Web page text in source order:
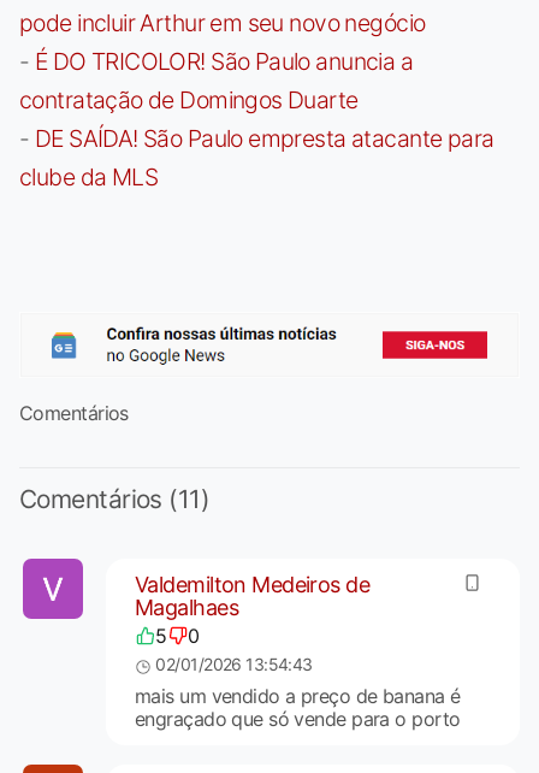
pode incluir Arthur em seu novo negócio
- É DO TRICOLOR! São Paulo anuncia a
contratação de Domingos Duarte
- DE SAÍDA! São Paulo empresta atacante para
clube da MLS
Comentários
Comentários (11)
Valdemilton Medeiros de
Magalhaes
5 0
02/01/2026 13:54:43
mais um vendido a preço de banana é
engraçado que só vende para o porto